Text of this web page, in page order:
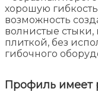
хорошую
возможность
волнистые
плиткой, без
гибочного
Профиль имеет